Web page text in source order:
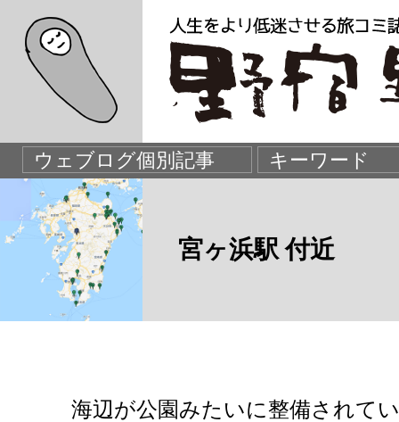
宮ヶ浜駅 付近
海辺が公園みたいに整備されて